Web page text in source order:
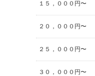
１５，０００円〜
２０，０００円〜
２５，０００円〜
３０，０００円〜